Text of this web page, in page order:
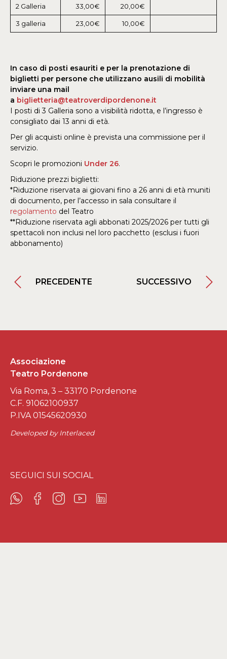
2 Galleria 33,00€ 20,00€
3 galleria 23,00€ 10,00€
In caso di posti esauriti e per la prenotazione di
biglietti per persone che utilizzano ausili di mobilità
inviare una mail
a biglietteria@teatroverdipordenone.it
I posti di 3 Galleria sono a visibilità ridotta, e l’ingresso è
consigliato dai 13 anni di età.
Per gli acquisti online è prevista una commissione per il
servizio.
Scopri le promozioni Under 26.
Riduzione prezzi biglietti:
*Riduzione riservata ai giovani fino a 26 anni di età muniti
di documento, per l’accesso in sala consultare il
regolamento del Teatro
**Riduzione riservata agli abbonati 2025/2026 per tutti gli
spettacoli non inclusi nel loro pacchetto (esclusi i fuori
abbonamento)
PRECEDENTE SUCCESSIVO
Associazione
Teatro Pordenone
Via Roma, 3 – 33170 Pordenone
C.F. 91062100937
P.IVA 01545620930
Developed by Interlaced
SEGUICI SUI SOCIAL